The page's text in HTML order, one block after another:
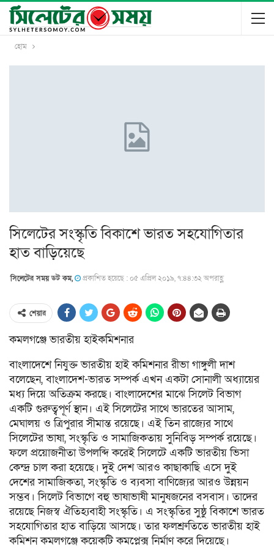
হোম
সিলেটের সংস্কৃতি বিকাশে ভারত সহযোগিতার
হাত বাড়িয়েছে
সিলেটের সময় ডট কম, প্রকাশিত হয়েছে : ০৫ এপ্রিল ২০১৯, ৭:৪৪:৩২ অপরাহ্ণ
শেয়ার
কমলগঞ্জে ভারতীয় হাইকমিশনার
বাংলাদেশে নিযুক্ত ভারতীয় হাই কমিশনার রীভা গাঙ্গুলী দাশ
বলেছেন, বাংলাদেশ-ভারত সম্পর্ক এখন একটা সোনালী অধ্যায়ের
মধ্য দিয়ে অতিক্রম করছে। বাংলাদেশের মাঝে সিলেট বিভাগ
একটি গুরুত্বপূর্ণ স্থান। এই সিলেটের সাথে ভারতের আসাম,
মেঘালয় ও ত্রিপুরার সীমান্ত রয়েছে। এই তিন রাজ্যের সাথে
সিলেটের ভাষা, সংস্কৃতি ও সামাজিকতায় সুনিবিড় সম্পর্ক রয়েছে।
ফলে প্রয়োজনীতা উপলব্দি করেই সিলেটে একটি ভারতীয় ভিসা
কেন্দ্র চাল করা হয়েছে। দুই দেশ আরও কাছাকাছি এসে দুই
দেশের সামাজিকতা, সংস্কৃতি ও ব্যবসা বাণিজ্যের আরও উন্নয়ন
সম্ভব। সিলেট বিভাগে বহু ভাষাভাষী মানুষজনের বসবাস। তাদের
রয়েছে নিজস্ব ঐতিহ্যবাহী সংস্কৃতি। এ সংস্কৃতির সুষ্ঠু বিকাশে ভারত
সহযোগিতার হাত বাড়িয়ে আসছে। তার ফলশ্রুতিতে ভারতীয় হাই
কমিশন কমলগঞ্জে কয়েকটি কমপ্লেক্স নির্মাণ করে দিয়েছে।